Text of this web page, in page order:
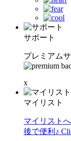
サポート
プレミアム
x
マイリスト
マイリスト
後で便利♪